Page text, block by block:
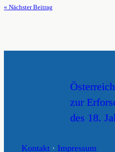
« Nächster Beitrag
zur
des 18.
Kontakt · Impressum